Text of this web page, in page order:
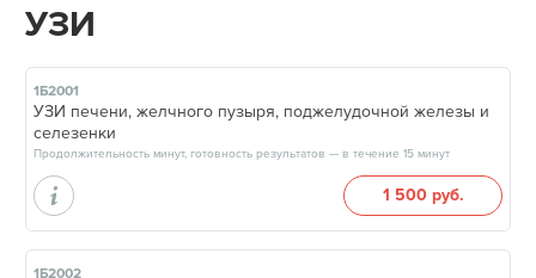
УЗИ
1Б2001
УЗИ печени, желчного пузыря, поджелудочной железы и
селезенки
Продолжительность минут, готовность результатов — в течение 15 минут
1 500 руб.
1Б2002